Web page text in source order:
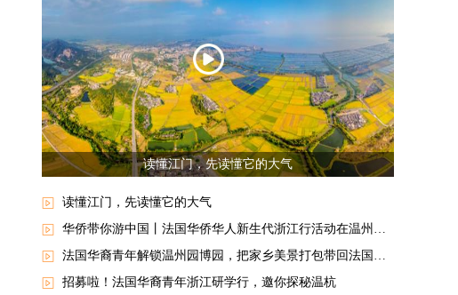
读懂江门，先读懂它的大气
读懂江门，先读懂它的大气
华侨带你游中国丨法国华侨华人新生代浙江行活动在温州启动
法国华裔青年解锁温州园博园，把家乡美景打包带回法国朋友圈
招募啦！法国华裔青年浙江研学行，邀你探秘温杭